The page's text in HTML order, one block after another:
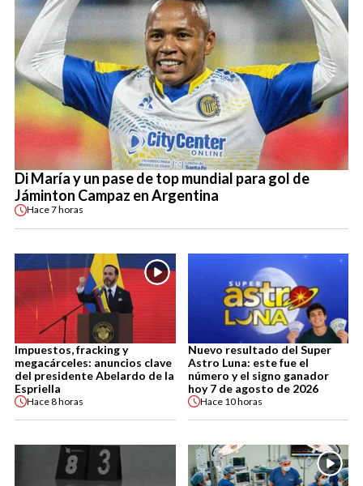
Di María y un pase de top mundial para gol de
Jáminton Campaz en Argentina
Hace7 horas
Impuestos, fracking y
megacárceles: anuncios clave
del presidente Abelardo de la
Espriella
Hace8 horas
Nuevo resultado del Super
Astro Luna: este fue el
número y el signo ganador
hoy 7 de agosto de 2026
Hace 10 horas